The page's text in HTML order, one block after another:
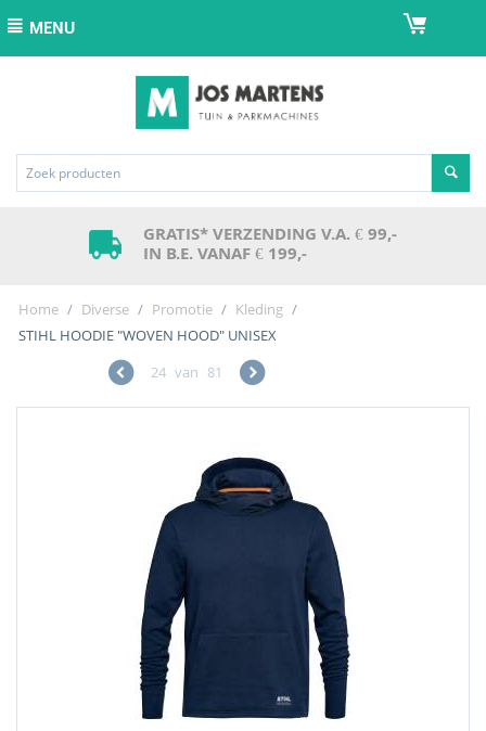
MENU
GRATIS* VERZENDING V.A. € 99,-
IN B.E. VANAF € 199,-
Home / Diverse / Promotie / Kleding /
STIHL HOODIE "WOVEN HOOD" UNISEX
24 van 81